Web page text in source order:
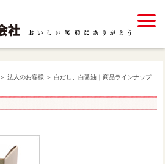
＞法人のお客様 ＞白だし、白醤油｜商品ラインナップ